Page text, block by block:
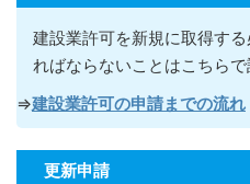
建設業許可を新規に取得す
ればならないこ とはこちらで
⇒建設業許可の申請までの流れ
更新申請